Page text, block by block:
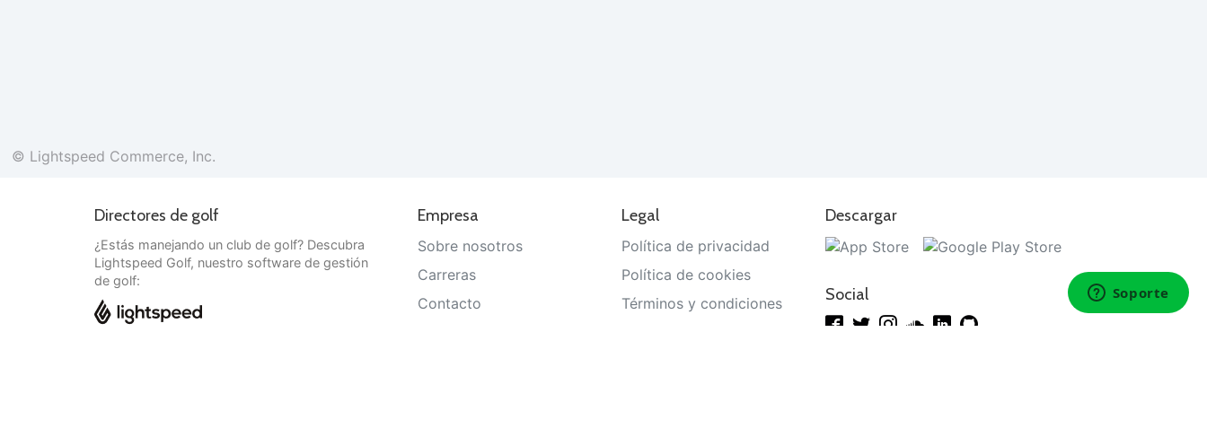
© Lightspeed Commerce, Inc.
Directores de golf
¿Estás manejando un club de golf? Descubra
Lightspeed Golf, nuestro software de gestión
de golf:
Empresa
Sobre nosotros
Carreras
Contacto
Legal
Política de privacidad
Política de cookies
Términos y condiciones
Descargar
Social